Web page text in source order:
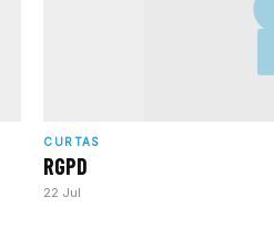
CURTAS
RGPD
22 Jul